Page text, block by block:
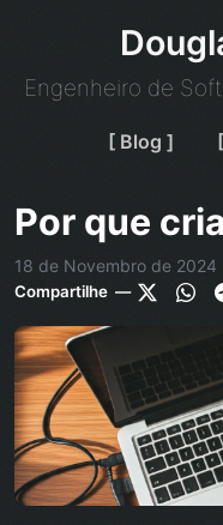
Engenheiro de
[ Blog ]
Por que
18 de Novembro de 2024
Compartilhe —